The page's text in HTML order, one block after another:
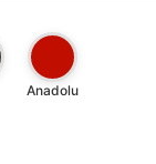
Anadolu